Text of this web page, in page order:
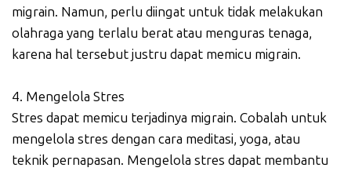
migrain. Namun, perlu diingat untuk tidak melakukan
olahraga yang terlalu berat atau menguras tenaga,
karena hal tersebut justru dapat memicu migrain.
4. Mengelola Stres
Stres dapat memicu terjadinya migrain. Cobalah untuk
mengelola stres dengan cara meditasi, yoga, atau
teknik pernapasan. Mengelola stres dapat membantu